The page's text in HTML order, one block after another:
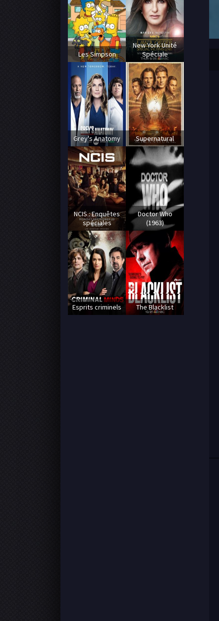
Les Simpson
New York Unité
Spéciale
Grey's Anatomy Supernatural
NCIS : Enquêtes
spéciales
Doctor Who
(1963)
Esprits criminels The Blacklist